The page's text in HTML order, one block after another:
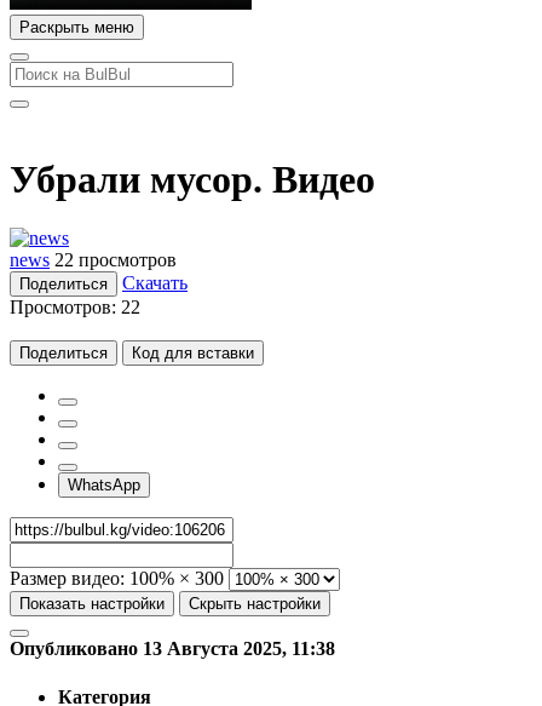
Раскрыть меню
Убрали мусор. Видео
news 22 просмотров
Поделиться
Скачать
Просмотров: 22
Поделиться Код для вставки
WhatsApp
Размер видео: 100% × 300
Показать настройки Скрыть настройки
Опубликовано 13 Августа 2025, 11:38
Категория